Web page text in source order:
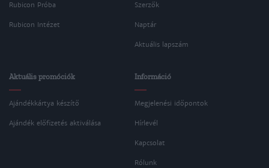
Rubicon Próba
Rubicon Intézet
Szerzők
Naptár
Aktuális lapszám
Aktuális promóciók
Ajándékkártya készítő
Ajándék előfizetés aktiválása
Információ
Megjelenési időpontok
Hírlevél
Kapcsolat
Rólunk